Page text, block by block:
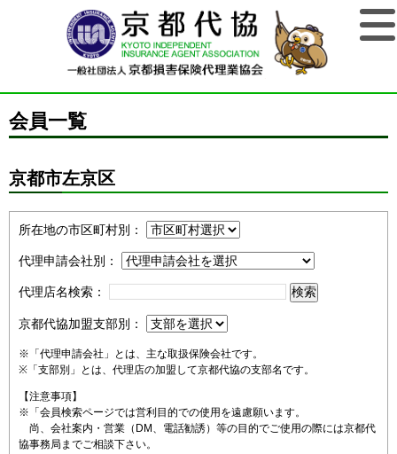
会員一覧
京都市左京区
所在地の市区町村別：
代理申請会社別：
代理店名検索：
京都代協加盟支部別：
※「代理申請会社」とは、主な取扱保険会社です。
※「支部別」とは、代理店の加盟して京都代協の支部名です。
【注意事項】
※「会員検索ページでは営利目的での使用を遠慮願います。
尚、会社案内・営業（DM、電話勧誘）等の目的でご使用の際には京都代
協事務局までご相談下さい。